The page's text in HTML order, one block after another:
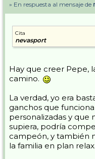
» En respuesta al mensaje de
Cita
nevasport
Hay que creer Pepe,
camino.
La verdad, yo era
ganchos que
personalizadas y que
supiera, podría
campeón, y también
la familia en plan relax.